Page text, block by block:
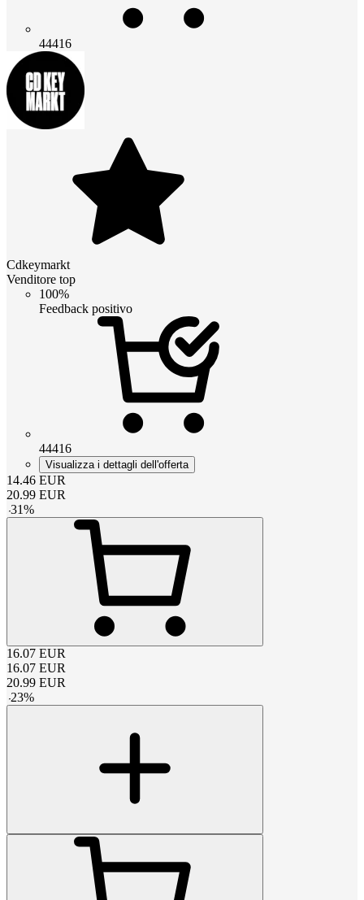
44416
Cdkeymarkt
Venditore top
100%
Feedback positivo
44416
Visualizza i dettagli dell'offerta
14.46 EUR
20.99 EUR
-31%
16.07 EUR
16.07 EUR
20.99 EUR
-23%